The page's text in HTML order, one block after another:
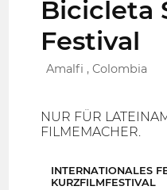
Bicicleta
Festival
Amalfi , Colombia
NUR FÜR
FILMEMACHER.
INTERNATIONALES
KURZFILMFESTIVAL